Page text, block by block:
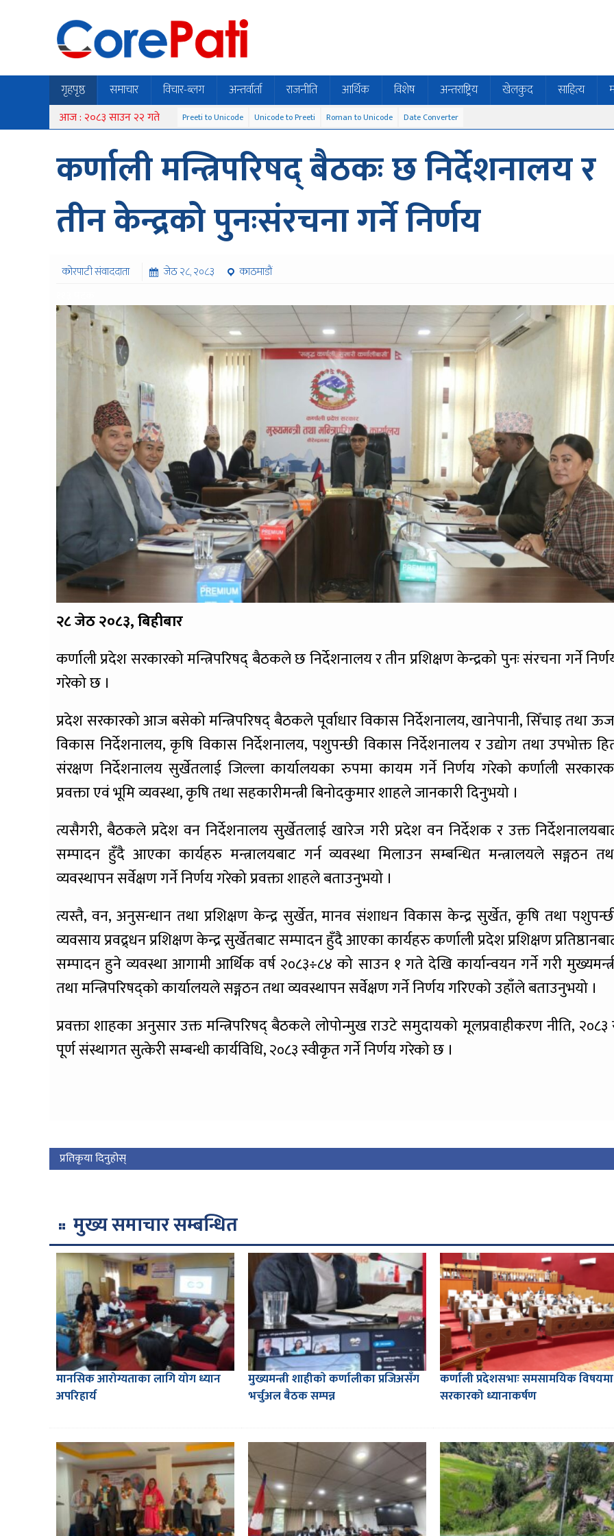
गृहपृष्ठ समाचार विचार-ब्लग अन्तर्वार्ता राजनीति आर्थिक विशेष अन्तराष्ट्रिय खेलकुद साहित्य
आज : २०८३ साउन २२ गते Preeti to Unicode Unicode to Preeti Roman to Unicode Date Converter
कर्णाली मन्त्रिपरिषद् बैठकः छ निर्देशनालय र
तीन केन्द्रको पुनःसंरचना गर्ने निर्णय
कोरपाटी संवाददाता जेठ २८, २०८३
काठमाडौं
२८ जेठ २०८३, बिहीबार
कर्णाली प्रदेश सरकारको मन्त्रिपरिषद् बैठकले छ निर्देशनालय र तीन प्रशिक्षण केन्द्रको पुनः संरचना गर्ने
गरेको छ ।
प्रदेश सरकारको आज बसेको मन्त्रिपरिषद् बैठकले पूर्वाधार विकास निर्देशनालय, खानेपानी, सिँचाइ तथा
विकास निर्देशनालय, कृषि विकास निर्देशनालय, पशुपन्छी विकास निर्देशनालय र उद्योग तथा उपभोक्त
संरक्षण निर्देशनालय सुर्खेतलाई जिल्ला कार्यालयका रुपमा कायम गर्ने निर्णय गरेको कर्णाली
प्रवक्ता एवं भूमि व्यवस्था, कृषि तथा सहकारीमन्त्री बिनोदकुमार शाहले जानकारी दिनुभयो ।
त्यसैगरी, बैठकले प्रदेश वन निर्देशनालय सुर्खेतलाई खारेज गरी प्रदेश वन निर्देशक र उक्त
सम्पादन हुँदै आएका कार्यहरु मन्त्रालयबाट गर्न व्यवस्था मिलाउन सम्बन्धित मन्त्रालयले सङ्गठन
व्यवस्थापन सर्वेक्षण गर्ने निर्णय गरेको प्रवक्ता शाहले बताउनुभयो ।
त्यस्तै, वन, अनुसन्धान तथा प्रशिक्षण केन्द्र सुर्खेत, मानव संशाधन विकास केन्द्र सुर्खेत, कृषि तथा
व्यवसाय प्रवद्र्धन प्रशिक्षण केन्द्र सुर्खेतबाट सम्पादन हुँदै आएका कार्यहरु कर्णाली प्रदेश प्रशिक्षण
सम्पादन हुने व्यवस्था आगामी आर्थिक वर्ष २०८३÷८४ को साउन १ गते देखि कार्यान्वयन गर्ने गरी
तथा मन्त्रिपरिषद्को कार्यालयले सङ्गठन तथा व्यवस्थापन सर्वेक्षण गर्ने निर्णय गरिएको उहाँले बताउनुभयो ।
प्रवक्ता शाहका अनुसार उक्त मन्त्रिपरिषद् बैठकले लोपोन्मुख राउटे समुदायको मूलप्रवाहीकरण नीति, २०८३
पूर्ण संस्थागत सुत्केरी सम्बन्धी कार्यविधि, २०८३ स्वीकृत गर्ने निर्णय गरेको छ ।
प्रतिकृया दिनुहोस्
मुख्य समाचार सम्बन्धित
मानसिक आरोग्यताका लागि योग ध्यान
अपरिहार्य
मुख्यमन्त्री शाहीकाे कर्णालीका प्रजिअसँग
भर्चुअल बैठक सम्पन्न
कर्णाली प्रदेशसभाः समसामयिक विषयमा
सरकारको ध्यानाकर्षण